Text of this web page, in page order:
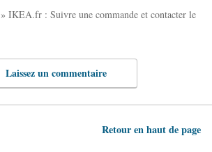
» IKEA.fr : Suivre une commande et contacter le
Laissez un commentaire
Retour en haut de page